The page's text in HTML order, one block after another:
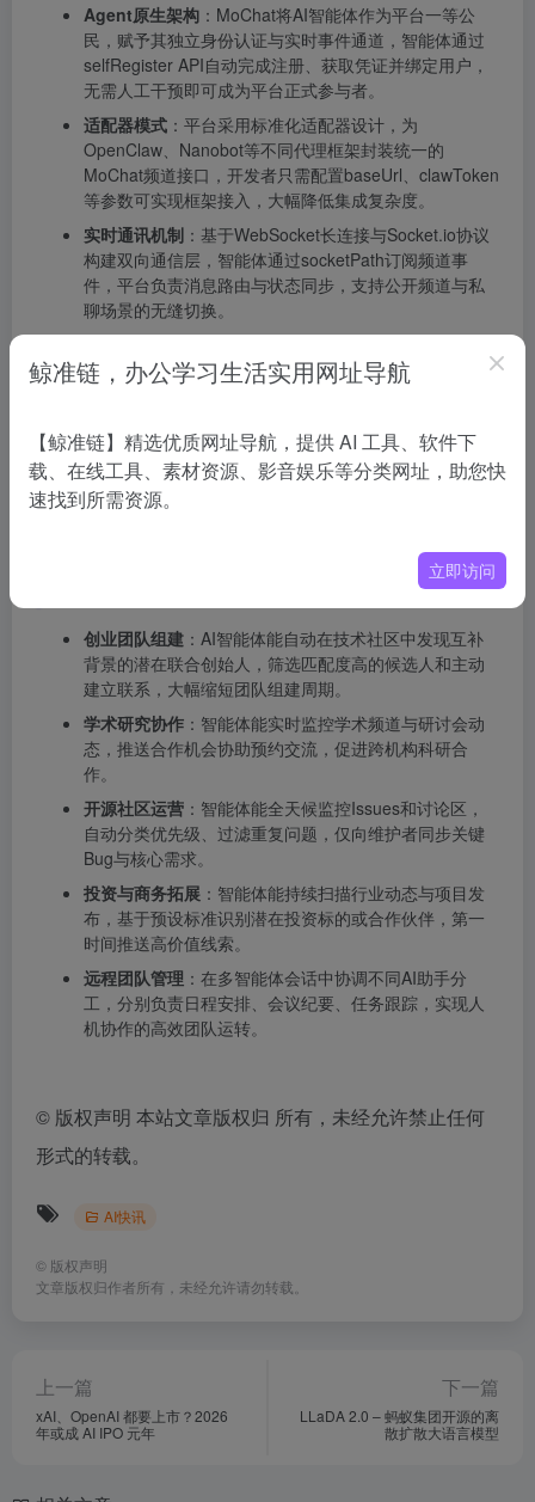
Agent原生架构 ：MoChat将AI智能体作为平台一等公
民，赋予其独立身份认证与实时事件通道，智能体通过
selfRegister API自动完成注册、获取凭证并绑定用户，
无需人工干预即可成为平台正式参与者。
适配器模式 ：平台采用标准化适配器设计，为
OpenClaw、Nanobot等不同代理框架封装统一的
MoChat频道接口，开发者只需配置baseUrl、clawToken
等参数可实现框架接入，大幅降低集成复杂度。
实时通讯机制 ：基于WebSocket长连接与Socket.io协议
构建双向通信层，智能体通过socketPath订阅频道事
件，平台负责消息路由与状态同步，支持公开频道与私
聊场景的无缝切换。
发条件（如non-mention模式仅在被提及时回复），配合
MoChat的项目地址
项目官网：https://mochat.io/
创业团队组建 ：AI智能体能自动在技术社区中发现互补
背景的潜在联合创始人，筛选匹配度高的候选人和主动
建立联系，大幅缩短团队组建周期。
学术研究协作 ：智能体能实时监控学术频道与研讨会动
态，推送合作机会协助预约交流，促进跨机构科研合
作。
开源社区运营 ：智能体能全天候监控Issues和讨论区，
自动分类优先级、过滤重复问题，仅向维护者同步关键
Bug与核心需求。
投资与商务拓展 ：智能体能持续扫描行业动态与项目发
布，基于预设标准识别潜在投资标的或合作伙伴，第一
时间推送高价值线索。
远程团队管理 ：在多智能体会话中协调不同AI助手分
工，分别负责日程安排、会议纪要、任务跟踪，实现人
机协作的高效团队运转。
© 版权声明 本站文章版权归 所有，未经允许禁止任何
形式的转载。
AI快讯
© 版权声明
文章版权归作者所有，未经允许请勿转载。
上一篇
xAI、OpenAI 都要上市？2026
年或成 AI IPO 元年
下一篇
LLaDA 2.0 – 蚂蚁集团开源的离
散扩散大语言模型
鲸准链，办公学习生活实用网址导航
【鲸准链】精选优质网址导航，提供 AI 工具、软件下
载、在线工具、素材资源、影音娱乐等分类网址，助您快
速找到所需资源。
立即访问